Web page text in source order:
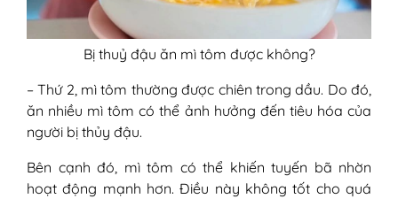
Bị thuỷ đậu ăn mì tôm được không?
– Thứ 2, mì tôm thường được chiên trong dầu. Do đó,
ăn nhiều mì tôm có thể ảnh hưởng đến tiêu hóa của
người bị thủy đậu.
Bên cạnh đó, mì tôm có thể khiến tuyến bã nhờn
hoạt động mạnh hơn. Điều này không tốt cho quá